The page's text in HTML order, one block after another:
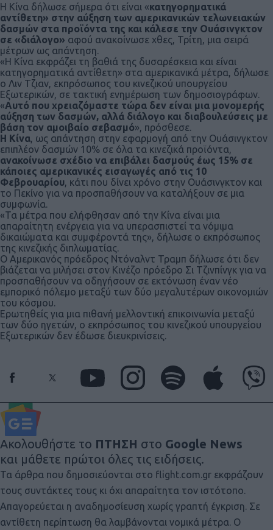
Η Κίνα δήλωσε σήμερα ότι είναι «κατηγορηματικά
αντίθετη» στην αύξηση των αμερικανικών τελωνειακών
δασμών στα προϊόντα της και κάλεσε την Ουάσινγκτον
σε «διάλογο» αφού ανακοίνωσε χθες, Τρίτη, μια σειρά
μέτρων ως απάντηση.
«Η Κίνα εκφράζει τη βαθιά της δυσαρέσκεια και είναι
κατηγορηματικά αντίθετη» στα αμερικανικά μέτρα, δήλωσε
ο Λιν Τζιαν, εκπρόσωπος του κινεζικού υπουργείου
Εξωτερικών, σε τακτική ενημέρωση των δημοσιογράφων.
«Αυτό που χρειαζόμαστε τώρα δεν είναι μια μονομερής
αύξηση των δασμών, αλλά διάλογο και διαβουλεύσεις με
βάση τον αμοιβαίο σεβασμό», πρόσθεσε.
Η Κίνα, ως απάντηση στην εφαρμογή από την Ουάσινγκτον
επιπλέον δασμών 10% σε όλα τα κινεζικά προϊόντα,
ανακοίνωσε σχέδιο να επιβάλει δασμούς έως 15% σε
κάποιες αμερικανικές εισαγωγές από τις 10
Φεβρουαρίου, κάτι που δίνει χρόνο στην Ουάσινγκτον και
το Πεκίνο για να προσπαθήσουν να καταλήξουν σε μια
συμφωνία.
«Τα μέτρα που ελήφθησαν από την Κίνα είναι μια
απαραίτητη ενέργεια για να υπερασπιστεί τα νόμιμα
δικαιώματα και συμφέροντά της», δήλωσε ο εκπρόσωπος
της κινεζικής διπλωματίας.
Ο Αμερικανός πρόεδρος Ντόναλντ Τραμπ δήλωσε ότι δεν
βιάζεται να μιλήσει στον Κινέζο πρόεδρο Σι Τζινπίνγκ για να
προσπαθήσουν να οδηγήσουν σε εκτόνωση έναν νέο
εμπορικό πόλεμο μεταξύ των δύο μεγαλυτέρων οικονομιών
του κόσμου.
Ερωτηθείς για μια πιθανή μελλοντική επικοινωνία μεταξύ
των δύο ηγετών, ο εκπρόσωπος του κινεζικού υπουργείου
Εξωτερικών δεν έδωσε διευκρινίσεις.
Ακολουθήστε το ΠΤΗΣΗ στο Google News
και μάθετε πρώτοι όλες τις ειδήσεις.
Τα άρθρα που δημοσιεύονται στο flight.com.gr εκφράζουν
τους συντάκτες τους κι όχι απαραίτητα τον ιστότοπο.
Απαγορεύεται η αναδημοσίευση χωρίς γραπτή έγκριση. Σε
αντίθετη περίπτωση θα λαμβάνονται νομικά μέτρα. Ο